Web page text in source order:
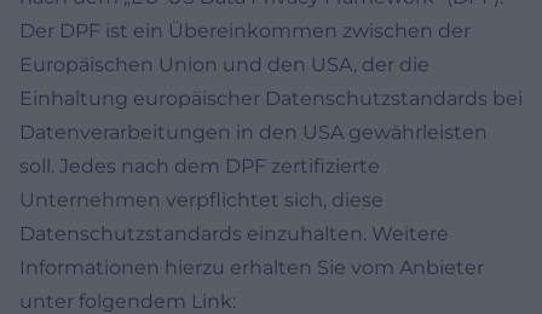
Der DPF ist ein Übereinkommen zwischen der
Europäischen Union und den USA, der die
Einhaltung europäischer Datenschutzstandards bei
Datenverarbeitungen in den USA gewährleisten
soll. Jedes nach dem DPF zertifizierte
Unternehmen verpflichtet sich, diese
Datenschutzstandards einzuhalten. Weitere
Informationen hierzu erhalten Sie vom Anbieter
unter folgendem Link: